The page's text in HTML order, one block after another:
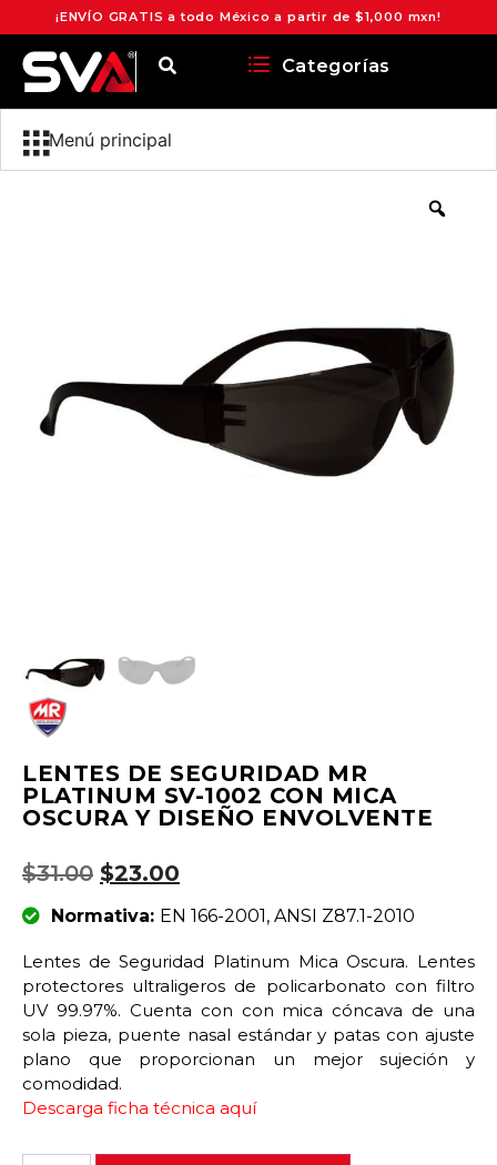
¡ENVÍO GRATIS a todo México a partir de $1,000 mxn!
Categorías
Menú principal
LENTES DE SEGURIDAD MR
PLATINUM SV-1002 CON MICA
OSCURA Y DISEÑO ENVOLVENTE
$31.00 $23.00
Normativa: EN 166-2001, ANSI Z87.1-2010
Lentes de Seguridad Platinum Mica Oscura. Lentes
protectores ultraligeros de policarbonato con filtro
UV 99.97%. Cuenta con con mica cóncava de una
sola pieza, puente nasal estándar y patas con ajuste
plano que proporcionan un mejor sujeción y
comodidad.
Descarga ficha técnica aquí